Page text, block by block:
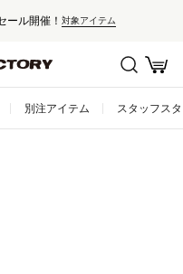
ール開催！ 対象アイテム
別注アイテム スタッフス